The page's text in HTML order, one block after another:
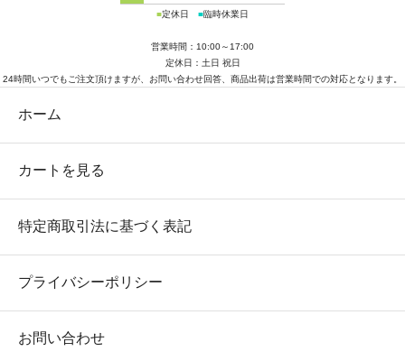
■定休日 ■臨時休業日
営業時間：10:00～17:00
定休日：土日 祝日
24時間いつでもご注文頂けますが、お問い合わせ回答、商品出荷は営業時間での対応となります。
ホーム
カートを見る
特定商取引法に基づく表記
プライバシーポリシー
お問い合わせ